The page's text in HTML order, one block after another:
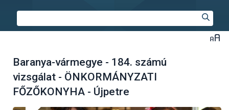
Baranya-vármegye - 184. számú
vizsgálat - ÖNKORMÁNYZATI
FŐZŐKONYHA - Újpetre